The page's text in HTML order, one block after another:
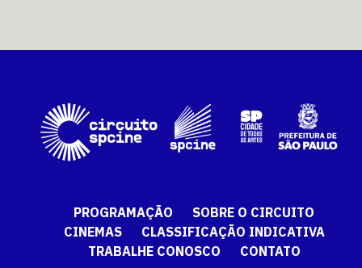
PROGRAMAÇÃO
SOBRE O CIRCUITO
CINEMAS
CLASSIFICAÇÃO INDICATIVA
TRABALHE CONOSCO
CONTATO